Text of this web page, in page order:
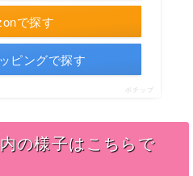
で探す
ピングで探す
ポチップ
の様子はこちらで